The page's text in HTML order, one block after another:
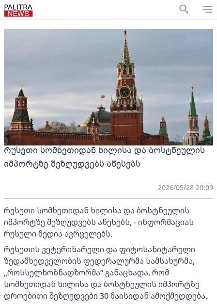
რუსეთი სომხეთიდან ხილისა და ბოსტნეულის
იმპორტზე შეზღუდვებს აწესებს
2026/05/28 20:09
რუსეთი სომხეთიდან ხილისა და ბოსტნეულის
იმპორტზე შეზღუდვებს აწესებს, - ინფორმაციას
რუსული მედია ავრცელებს.
რუსეთის ვეტერინარული და ფიტოსანიტარული
ზედამხედველობის ფედერალურმა სამსახურმა,
„როსსელხოზნადზორმა“ განაცხადა, რომ
სომხეთიდან ხილისა და ბოსტნეულის იმპორტზე
დროებითი შეზღუდვები 30 მაისიდან ამოქმედდება.